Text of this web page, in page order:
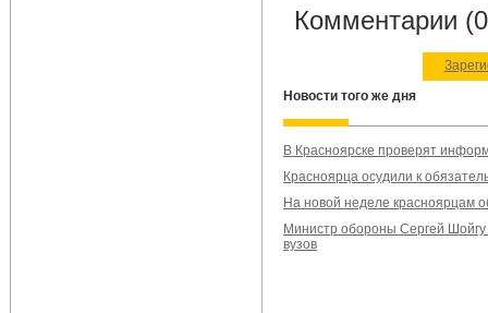
Комментарии
Новости того же дня
В Красноярске проверят
Красноярца осудили к
На новой неделе красноярцам
Министр обороны Сергей
вузов